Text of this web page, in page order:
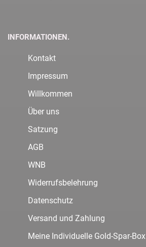
INFORMATIONEN.
Kontakt
Impressum
Willkommen
Über uns
Satzung
AGB
WNB
Widerrufsbelehrung
Datenschutz
Versand und Zahlung
Meine Individuelle Gold-Spar-Box